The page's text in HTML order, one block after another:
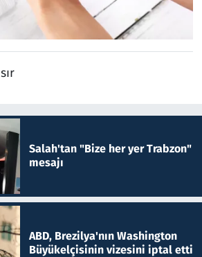
Salah'tan "Bize her yer Trabzon"
mesajı
ABD, Brezilya'nın Washington
Büyükelçisinin vizesini iptal etti